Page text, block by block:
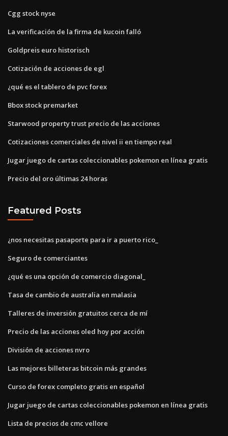
Cgg stock nyse
La verificación de la firma de kucoin falló
Goldpreis euro historisch
Cotización de acciones de egl
¿qué es el tablero de pvc forex
Bbox stock premarket
Starwood property trust precio de las acciones
Cotizaciones comerciales de nivel ii en tiempo real
Jugar juego de cartas coleccionables pokemon en línea gratis
Precio del oro últimas 24 horas
Featured Posts
¿nos necesitas pasaporte para ir a puerto rico_
Seguro de comerciantes
¿qué es una opción de comercio diagonal_
Tasa de cambio de australia en malasia
Talleres de inversión gratuitos cerca de mí
Precio de las acciones oled hoy por acción
División de acciones nvro
Las mejores billeteras bitcoin más grandes
Curso de forex completo gratis en español
Jugar juego de cartas coleccionables pokemon en línea gratis
Lista de precios de cmc vellore